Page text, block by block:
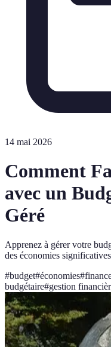
14 mai 2026
Comment
avec un
Géré
Apprenez à gérer votre
des économies
#budget#économies#
budgétaire#gestion